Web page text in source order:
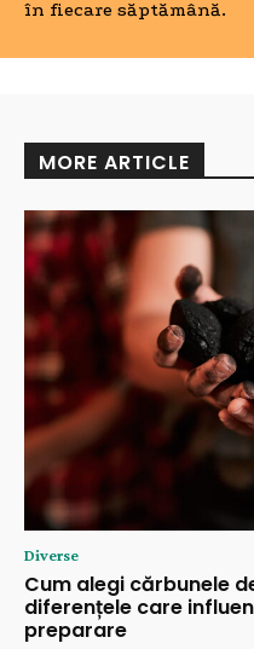
în fiecare săptămână.
MORE ARTICLE
Diverse
Cum alegi cărbunele
diferențele care
preparare